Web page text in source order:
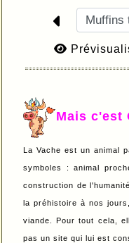
Mais c'est
La Vache est un animal
symboles : animal
construction de
la préhistoire à nos
viande. Pour tout cela,
pas un site qui lui est